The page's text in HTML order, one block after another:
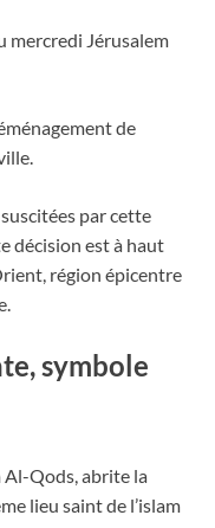
mercredi Jérusalem
de
par cette
décision est à haut
région épicentre
symbole
Al-Qods, abrite la
lieu saint de l’islam